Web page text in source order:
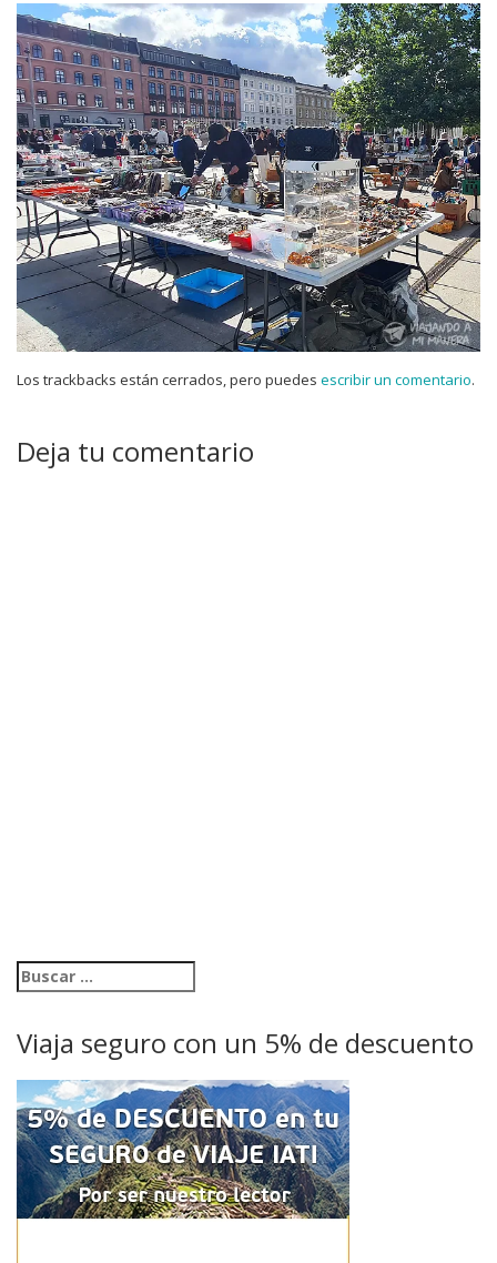
Los trackbacks están cerrados, pero puedes escribir un comentario.
Deja tu comentario
Viaja seguro con un 5% de descuento